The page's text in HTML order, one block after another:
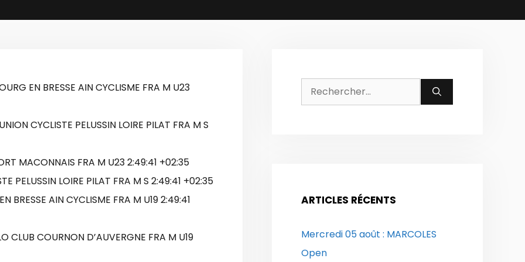
EN BRESSE AIN CYCLISME FRA M U23
CYCLISTE PELUSSIN LOIRE PILAT FRA M S
MACONNAIS FRA M U23 2:49:41 +02:35
PELUSSIN LOIRE PILAT FRA M S 2:49:41 +02:35
BRESSE AIN CYCLISME FRA M U19 2:49:41
CLUB COURNON D’AUVERGNE FRA M U19
Rechercher :
ARTICLES RÉCENTS
Mercredi 05 août : MARCOLES
Open